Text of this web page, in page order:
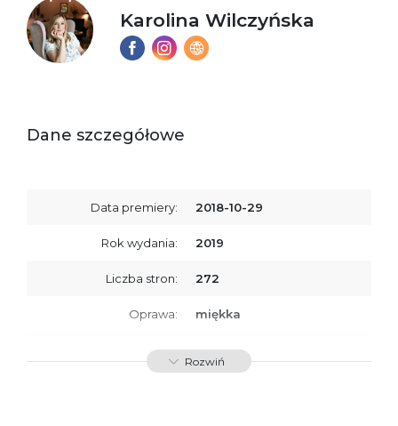
Karolina Wilczyńska
Dane szczegółowe
Data premiery: 2018-10-29
Rok wydania: 2019
Liczba stron: 272
Oprawa: miękka
ISBN 9788379760213
Rozwiń